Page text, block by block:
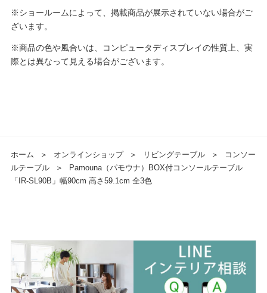
※ショールームによって、掲載商品が展示されていない場合がご
ざいます。
※商品の色や風合いは、コンピュータディスプレイの性質上、実
際とは異なって見える場合がございます。
ホーム ＞ オンラインショップ ＞ リビングテーブル ＞
コンソー
ルテーブル
＞
Pamouna（パモウナ）BOX付コンソールテーブル
「IR-SL90B」幅90cm 高さ59.1cm 全3色